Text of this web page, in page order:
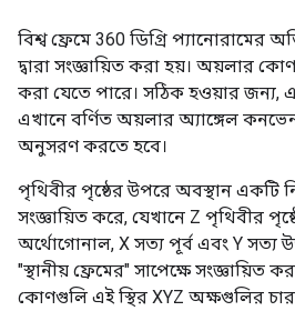
বিশ্ব ফ্রেমে 360 ডিগ্রি
দ্বারা সংজ্ঞায়িত করা হয়। অয়লার
করা যেতে পারে। সঠিক হওয়ার জন্য,
এখানে বর্ণিত অয়লার অ্যাঙ্গেল
অনুসরণ করতে হবে।
পৃথিবীর পৃষ্ঠের উপরে অবস্থান একটি
সংজ্ঞায়িত করে, যেখানে Z পৃথিবীর
অর্থোগোনাল, X সত্য পূর্ব এবং Y সত্য
"স্থানীয় ফ্রেমের" সাপেক্ষে সংজ্ঞায়িত
কোণগুলি এই স্থির XYZ অক্ষগুলির